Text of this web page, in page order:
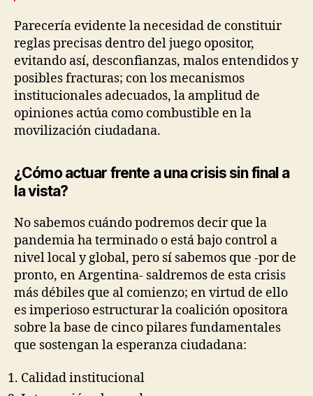
Parecería evidente la necesidad de constituir
reglas precisas dentro del juego opositor,
evitando así, desconfianzas, malos entendidos y
posibles fracturas; con los mecanismos
institucionales adecuados, la amplitud de
opiniones actúa como combustible en la
movilización ciudadana.
¿Cómo actuar frente a una crisis sin final a
la vista?
No sabemos cuándo podremos decir que la
pandemia ha terminado o está bajo control a
nivel local y global, pero sí sabemos que -por de
pronto, en Argentina- saldremos de esta crisis
más débiles que al comienzo; en virtud de ello
es imperioso estructurar la coalición opositora
sobre la base de cinco pilares fundamentales
que sostengan la esperanza ciudadana:
Calidad institucional